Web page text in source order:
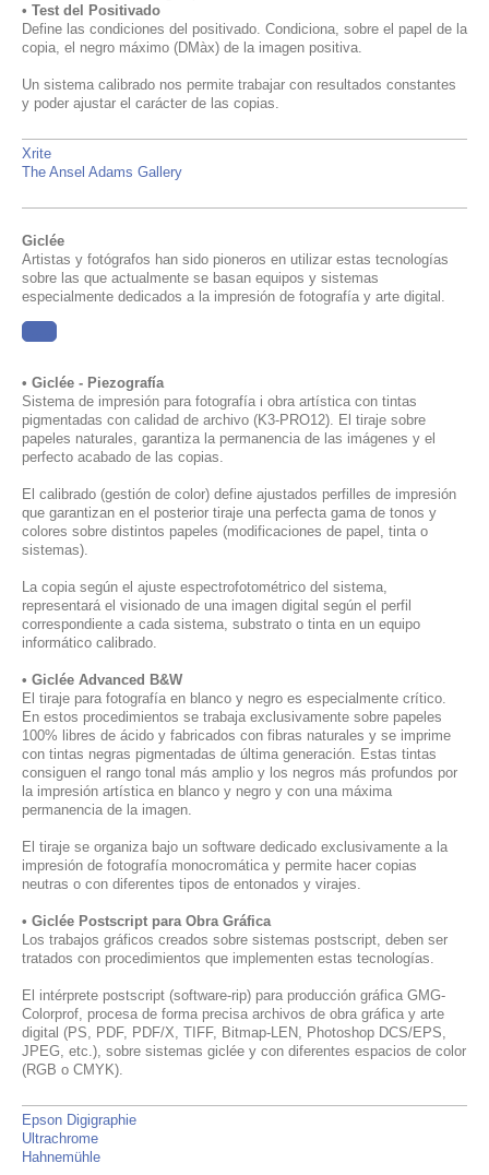
• Test del Positivado
Define las condiciones del positivado. Condiciona, sobre el papel de la
copia, el negro máximo (DMàx) de la imagen positiva.
Un sistema calibrado nos permite trabajar con resultados constantes
y poder ajustar el carácter de las copias.
Xrite
The Ansel Adams Gallery
Giclée
Artistas y fotógrafos han sido pioneros en utilizar estas tecnologías
sobre las que actualmente se basan equipos y sistemas
especialmente dedicados a la impresión de fotografía y arte digital.
• Giclée - Piezografía
Sistema de impresión para fotografía i obra artística con tintas
pigmentadas con calidad de archivo (K3-PRO12). El tiraje sobre
papeles naturales, garantiza la permanencia de las imágenes y el
perfecto acabado de las copias.
El calibrado (gestión de color) define ajustados perfilles de impresión
que garantizan en el posterior tiraje una perfecta gama de tonos y
colores sobre distintos papeles (modificaciones de papel, tinta o
sistemas).
La copia según el ajuste espectrofotométrico del sistema,
representará el visionado de una imagen digital según el perfil
correspondiente a cada sistema, substrato o tinta en un equipo
informático calibrado.
• Giclée Advanced B&W
El tiraje para fotografía en blanco y negro es especialmente crítico.
En estos procedimientos se trabaja exclusivamente sobre papeles
100% libres de ácido y fabricados con fibras naturales y se imprime
con tintas negras pigmentadas de última generación. Estas tintas
consiguen el rango tonal más amplio y los negros más profundos por
la impresión artística en blanco y negro y con una máxima
permanencia de la imagen.
El tiraje se organiza bajo un software dedicado exclusivamente a la
impresión de fotografía monocromática y permite hacer copias
neutras o con diferentes tipos de entonados y virajes.
• Giclée Postscript para Obra Gráfica
Los trabajos gráficos creados sobre sistemas postscript, deben ser
tratados con procedimientos que implementen estas tecnologías.
El intérprete postscript (software-rip) para producción gráfica GMG-
Colorprof, procesa de forma precisa archivos de obra gráfica y arte
digital (PS, PDF, PDF/X, TIFF, Bitmap-LEN, Photoshop DCS/EPS,
JPEG, etc.), sobre sistemas giclée y con diferentes espacios de color
(RGB o CMYK).
Epson Digigraphie
Ultrachrome
Hahnemühle